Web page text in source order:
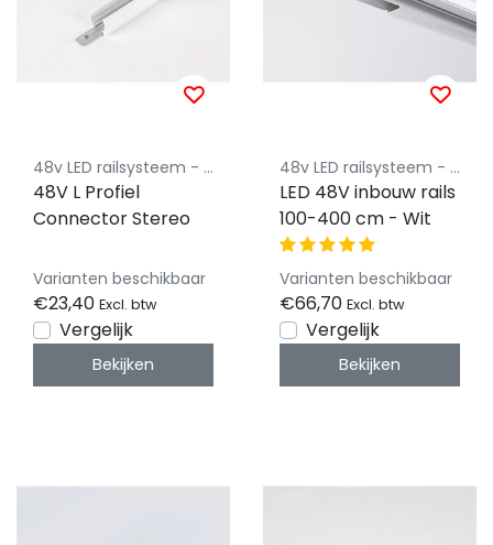
48v LED railsysteem - Powergear
48V L Profiel
Connector Stereo
Varianten beschikbaar
€23,40 Excl. btw
Vergelijk
Bekijken
48v LED railsysteem - Powergear
LED 48V inbouw rails
100-400 cm - Wit
Varianten beschikbaar
€66,70 Excl. btw
Vergelijk
Bekijken